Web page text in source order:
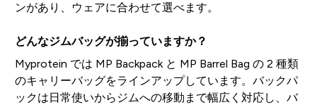
ンがあり、ウェアに合わせて選べます。
どんなジムバッグが揃っていますか？
Myprotein では MP Backpack と MP Barrel Bag の 2 種類
のキャリーバッグをラインアップしています。バックパ
ックは日常使いからジムへの移動まで幅広く対応し、バ